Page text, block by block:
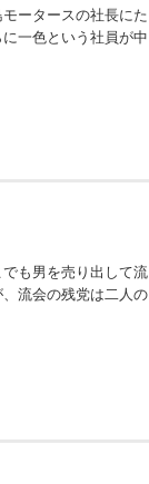
ータースの社長にた
一色という社員が中
も男を売り出して流
流会の残党は二人の